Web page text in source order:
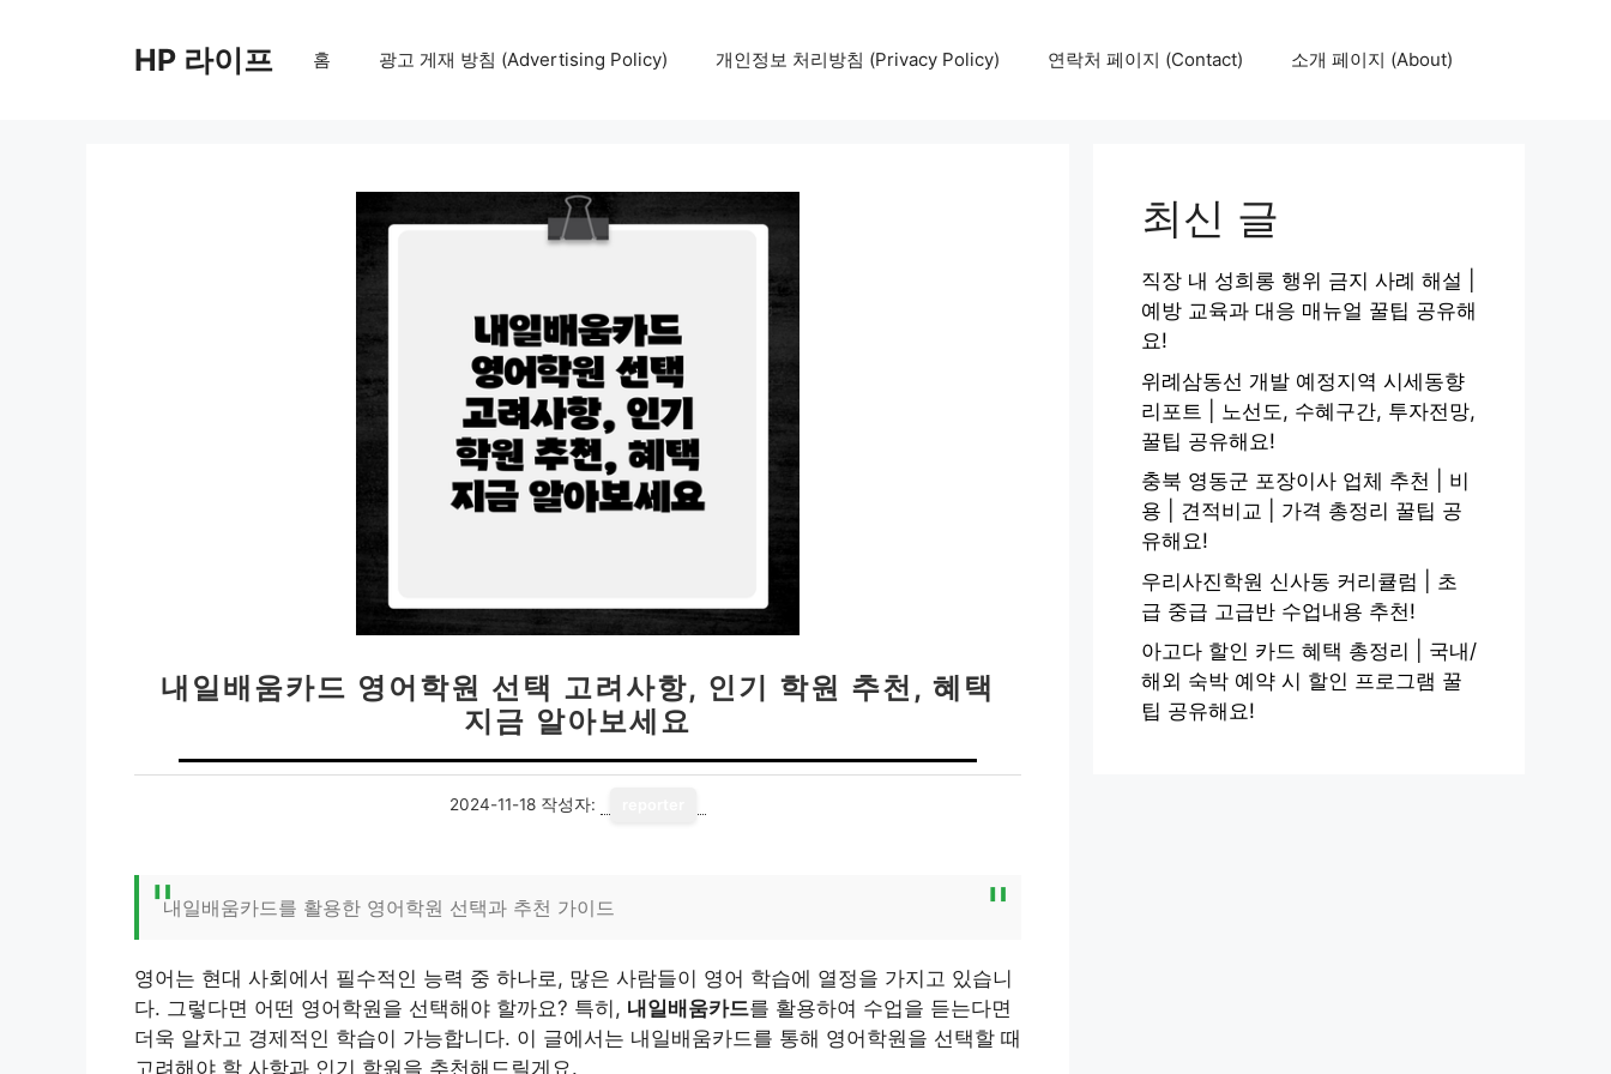
HP 라이프 홈 광고 게재 방침 (Advertising Policy) 개인정보 처리방침 (Privacy Policy) 연락처 페이지 (Contact) 소개 페이지 (About)
내일배움카드 영어학원 선택 고려사항, 인기 학원 추천, 혜택
지금 알아보세요
2024-11-18 작성자:
내일배움카드를 활용한 영어학원 선택과 추천 가이드
영어는 현대 사회에서 필수적인 능력 중 하나로, 많은 사람들이 영어 학습에 열정을 가지고 있습니
다. 그렇다면 어떤 영어학원을 선택해야 할까요? 특히, 내일배움카드를 활용하여 수업을 듣는다면
더욱 알차고 경제적인 학습이 가능합니다. 이 글에서는 내일배움카드를 통해 영어학원을 선택할 때
고려해야 할 사항과 인기 학원을 추천해드릴게요.
최신 글
직장 내 성희롱 행위 금지 사례 해설 |
예방 교육과 대응 매뉴얼 꿀팁 공유해
요!
위례삼동선 개발 예정지역 시세동향
리포트 | 노선도, 수혜구간, 투자전망,
꿀팁 공유해요!
충북 영동군 포장이사 업체 추천 | 비
용 | 견적비교 | 가격 총정리 꿀팁 공
유해요!
우리사진학원 신사동 커리큘럼 | 초
급 중급 고급반 수업내용 추천!
아고다 할인 카드 혜택 총정리 | 국내/
해외 숙박 예약 시 할인 프로그램 꿀
팁 공유해요!